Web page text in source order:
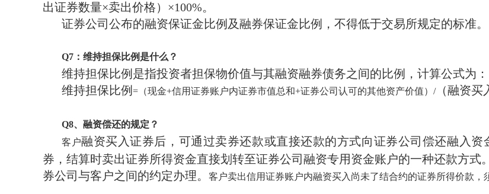
出证券数量×卖出价格）×100%。
证券公司公布的融资保证金比例及融券保证金比例，不得低于交易所规定的标准。
Q7 ：维持担保比例是什么？
维持担保比例是指投资者担保物价值与其融资融券债务之间的比例，计算公式为：
维持担保比例 =（现金+信用证券账户内证券市值总和+证券公司认可的其他资产价值）/（融资买
Q8、融资偿还的规定？
客户融资买入证券后，可通过卖券还款或直接还款的方式向证券公司偿还融入资
券，结算时卖出证券所得资金直接划转至证券公司融资专用资金账户的一种还款方
券公司与客户之间的约定办理。
客户卖出信用证券账户内融资买入尚未了结合约的证券所得价款，